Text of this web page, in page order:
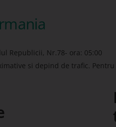
Republicii, Nr.78- ora: 05:00
si depind de trafic.